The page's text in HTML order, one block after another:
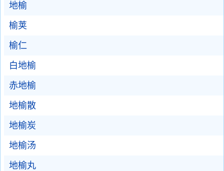
地榆
榆荚
榆仁
白地榆
赤地榆
地榆散
地榆炭
地榆汤
地榆丸